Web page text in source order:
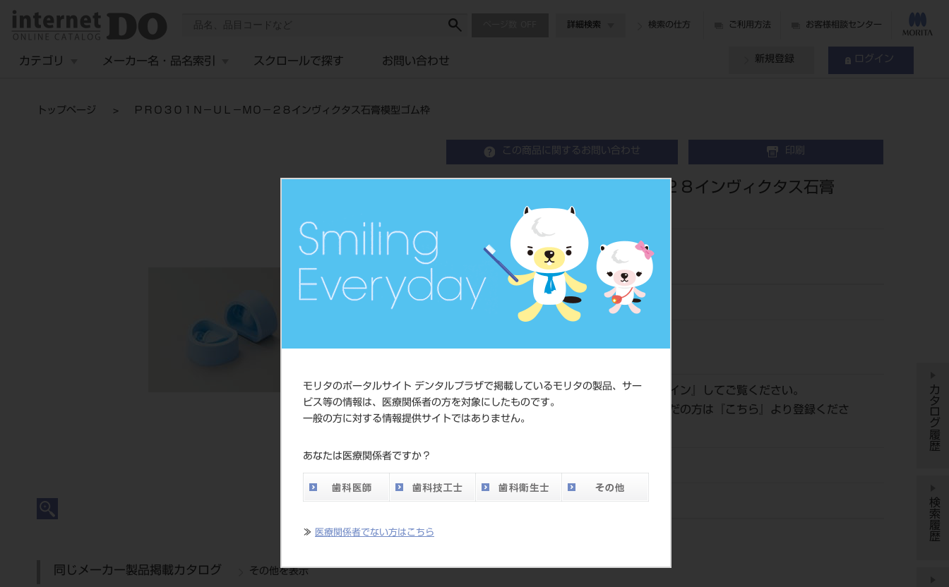
モリタのポータルサイト デンタルプラザで掲載しているモリタの製品、サー
ビス等の情報は、医療関係者の方を対象にしたものです。
一般の方に対する情報提供サイトではありません。
あなたは医療関係者ですか？
≫ 医療関係者でない方はこちら
詳細検索 検索の仕方 ご利用方法 お客様相談センター
カテゴリ メーカー名・品名索引 スクロールで探す お問い合わせ 新規登録 ログイン
トップページ ＰＲＯ３０１Ｎ－ＵＬ－ＭＯ－２８インヴィクタス石膏模型ゴム枠
この商品に関するお問い合わせ 印刷
ＰＲＯ３０１Ｎ－ＵＬ－ＭＯ－２８インヴィクタス石膏
模型ゴム枠
インヴィクタス 石膏模型ゴム枠
品目コード 204520861
4994081391811
標準価格
価格の確認は『 ログイン 』してご覧ください。
ネット会員登録がまだの方は『
こちら
』より登録くださ
メーカー 株式会社ニッシン
同じメーカー製品掲載カタログ その他を表示
カタログ履歴
検索履歴